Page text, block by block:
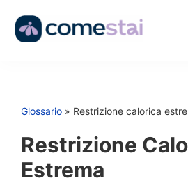
Glossario » Restrizione calorica
Restrizione
Estrema